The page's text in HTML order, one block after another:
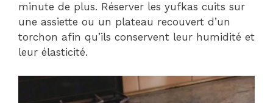
minute de plus. Réserver les yufkas cuits sur
une assiette ou un plateau recouvert d’un
torchon afin qu’ils conservent leur humidité et
leur élasticité.